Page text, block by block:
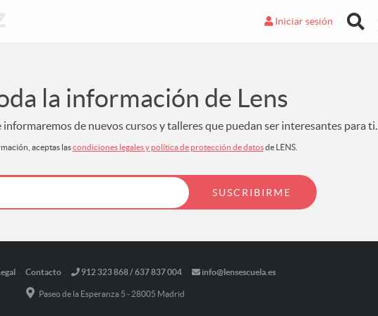
Iniciar sesión
la información de Lens
de nuevos cursos y talleres que puedan ser interesantes para ti.
aceptas lascondiciones legales y política de protección de datosde LENS.
Contacto 912 323 868 / 637 837 004 info@lensescuela.es
Paseo de la Esperanza 5 - 28005 Madrid